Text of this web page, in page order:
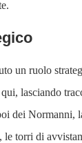
un ruolo
lasciando
dei Normanni,
torri di